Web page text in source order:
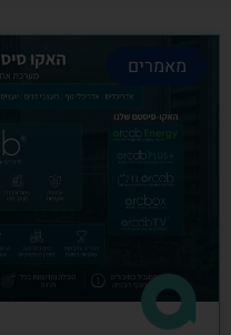
מאמרים